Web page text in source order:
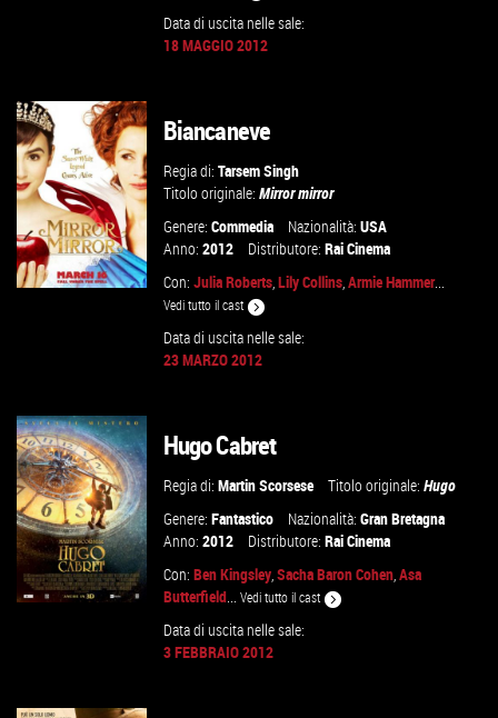
Data di uscita nelle sale:
18 MAGGIO 2012
Biancaneve
Regia di:Tarsem Singh
Titolo originale:Mirror mirror
Genere:Commedia Nazionalità:USA
Anno:2012 Distributore:Rai Cinema
Con:Julia Roberts,Lily Collins,Armie Hammer...
Vedi tutto il cast
Data di uscita nelle sale:
23 MARZO 2012
VAI ALLA SCHEDA
Hugo Cabret
Regia di:Martin Scorsese Titolo originale:Hugo
Genere:Fantastico Nazionalità:Gran Bretagna
Anno:2012 Distributore:Rai Cinema
Con:Ben Kingsley,Sacha Baron Cohen,Asa
Butterfield...Vedi tutto il cast
Data di uscita nelle sale:
3 FEBBRAIO 2012